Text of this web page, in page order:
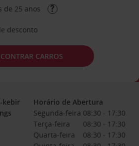
de 25 anos
desconto
CARROS
kebir
Horário de Abertura
Segunda-feira 08:30 - 17:30
Terça-feira
08:30 - 17:30
Quarta-feira
08:30 - 17:30